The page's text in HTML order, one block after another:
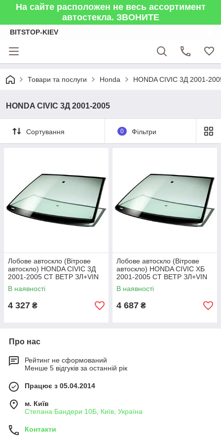
На сайте расположен не весь ассортимент
автостекла. ЗВОНИТЕ
BITSTOP-KIEV
Товари та послуги Honda HONDA CIVIC 3Д 2001-
HONDA CIVIC 3Д 2001-2005
Сортування 0 Фільтри
Лобове автоскло (Вітрове
автоскло) HONDA CIVIC 3Д
2001-2005 СТ ВЕТР ЗЛ+VIN
В наявності
4 327 ₴
Лобове автоскло (Вітрове
автоскло) HONDA CIVIC ХБ
2001-2005 СТ ВЕТР ЗЛ+VIN
В наявності
4 687 ₴
Про нас
Рейтинг не сформований
Менше 5 відгуків за останній рік
Працює з 05.04.2014
м. Київ
Степана Бандери 10Б, Київ, Україна
Контакти